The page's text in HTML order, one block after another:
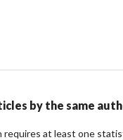
by the same
requires at least one